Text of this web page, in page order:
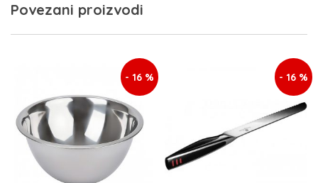
Povezani proizvodi
- 16 % - 16 %